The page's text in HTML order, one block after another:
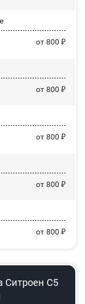
от 800 ₽
от 800 ₽
от 800 ₽
от 800 ₽
от 800 ₽
Ситроен С5